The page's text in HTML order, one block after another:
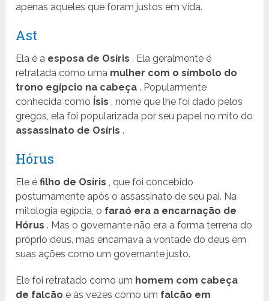
apenas aqueles que foram justos em vida.
Ast
Ela é a esposa de Osíris . Ela geralmente é
retratada como uma mulher com o símbolo do
trono egípcio na cabeça . Popularmente
conhecida como Ísis , nome que lhe foi dado pelos
gregos, ela foi popularizada por seu papel no mito do
assassinato de Osíris .
Hórus
Ele éfilho de Osíris , que foi concebido
postumamente após o assassinato de seu pai. Na
mitologia egípcia, o faraó era a encarnação de
Hórus . Mas o governante não era a forma terrena do
próprio deus, mas encarnava a vontade do deus em
suas ações como um governante justo.
Ele foi retratado como um homem com cabeça
de falcão e às vezes como um falcão em